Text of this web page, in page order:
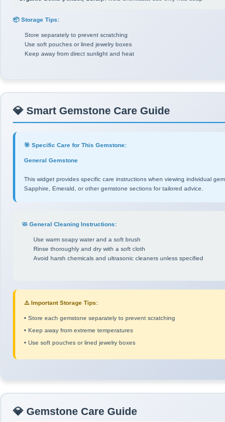
📦 Storage Tips:
Store separately to prevent scratching
Use soft pouches or lined jewelry boxes
Keep away from direct sunlight and heat
💎 Smart Gemstone Care Guide
🎯 Specific Care for This Gemstone:
General Gemstone
This widget provides specific care instructions when viewing individual
Sapphire, Emerald, or other gemstone sections for tailored advice.
🧼 General Cleaning Instructions:
Use warm soapy water and a soft brush
Rinse thoroughly and dry with a soft cloth
Avoid harsh chemicals and ultrasonic cleaners unless specified
⚠️ Important Storage Tips:
• Store each gemstone separately to prevent scratching
• Keep away from extreme temperatures
• Use soft pouches or lined jewelry boxes
💎 Gemstone Care Guide